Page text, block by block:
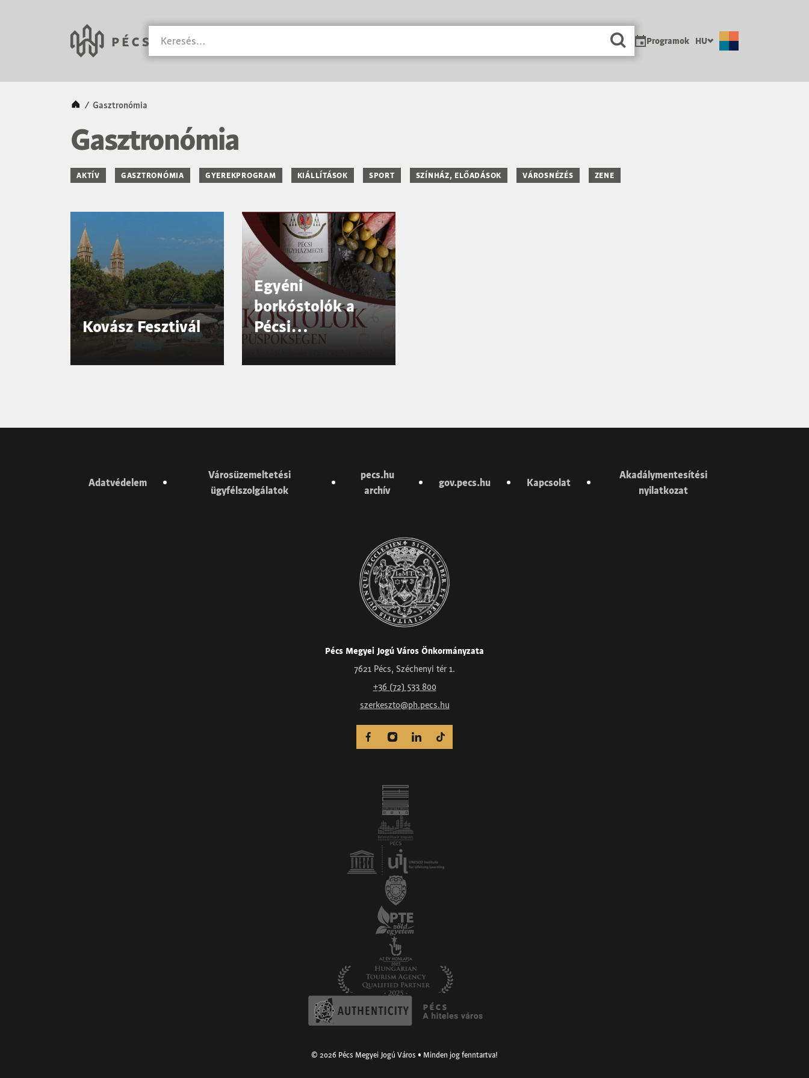
Városunk Pécs Programok HU
Kezdőlap
/ Gasztronómia
Gasztronómia
AKTÍV GASZTRONÓMIA GYEREKPROGRAM KIÁLLÍTÁSOK SPORT SZÍNHÁZ, ELŐADÁSOK VÁROSNÉZÉS ZENE
Kovász Fesztivál
Egyéni
borkóstolók a
Pécsi
Püspökségen
Adatvédelem
Városüzemeltetési
ügyfélszolgálatok
pecs.hu
archív
gov.pecs.hu Kapcsolat
Akadálymentesítési
nyilatkozat
Pécs Megyei Jogú Város Önkormányzata
7621 Pécs, Széchenyi tér 1.
+36 (72) 533 800
szerkeszto@ph.pecs.hu
© 2026 Pécs Megyei Jogú Város • Minden jog fenntartva!